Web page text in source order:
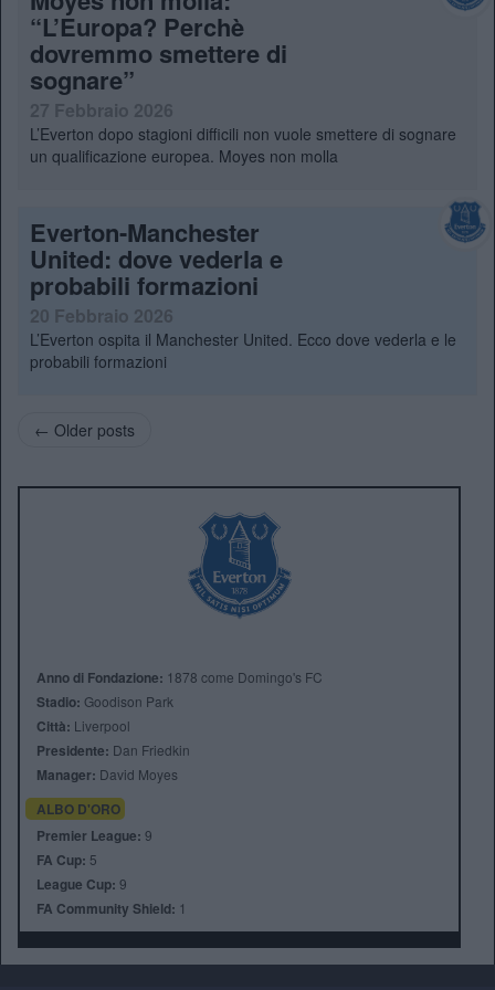
“L’Europa? Perchè
dovremmo smettere di
sognare”
L’Everton dopo stagioni difficili non vuole smettere di sognare
un qualificazione europea. Moyes non molla
Everton-Manchester
United: dove vederla e
probabili formazioni
20 Febbraio 2026
L’Everton ospita il Manchester United. Ecco dove vederla e le
probabili formazioni
← Older posts
Anno di Fondazione: 1878 come Domingo's FC
Stadio: Goodison Park
Città: Liverpool
Presidente: Dan Friedkin
Manager: David Moyes
ALBO D'ORO
Premier League: 9
FA Cup: 5
League Cup: 9
FA Community Shield: 1